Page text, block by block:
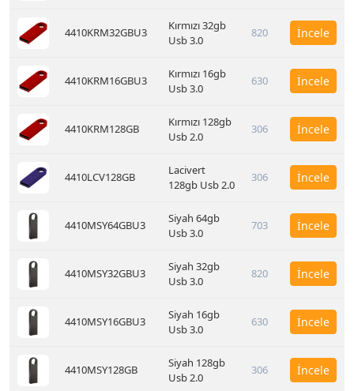
4410KRM32GBU3
Kırmızı 32gb
Usb 3.0
820 İncele
4410KRM16GBU3
Kırmızı 16gb
Usb 3.0
630 İncele
4410KRM128GB
Kırmızı 128gb
Usb 2.0
306 İncele
4410LCV128GB
Lacivert
128gb Usb 2.0
306 İncele
4410MSY64GBU3
Siyah 64gb
Usb 3.0
703 İncele
4410MSY32GBU3
Siyah 32gb
Usb 3.0
820 İncele
4410MSY16GBU3
Siyah 16gb
Usb 3.0
630 İncele
4410MSY128GB
Siyah 128gb
Usb 2.0
306 İncele